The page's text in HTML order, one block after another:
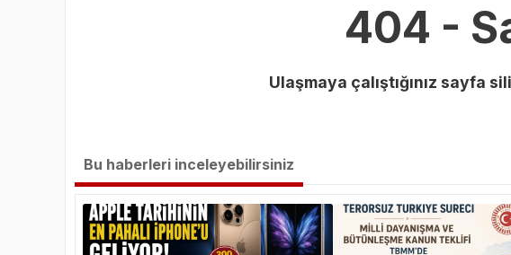
404 -
Ulaşmaya çalıştığınız sayfa
Bu haberleri inceleyebilirsiniz